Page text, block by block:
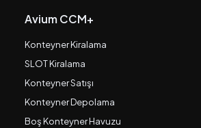
Avium CCM+
Konteyner Kiralama
SLOT Kiralama
Konteyner Satışı
Konteyner Depolama
Boş Konteyner Havuzu